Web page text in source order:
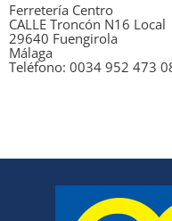
Ferretería Centro
CALLE Troncón N16 Local
29640 Fuengirola
Málaga
Teléfono: 0034 952 473